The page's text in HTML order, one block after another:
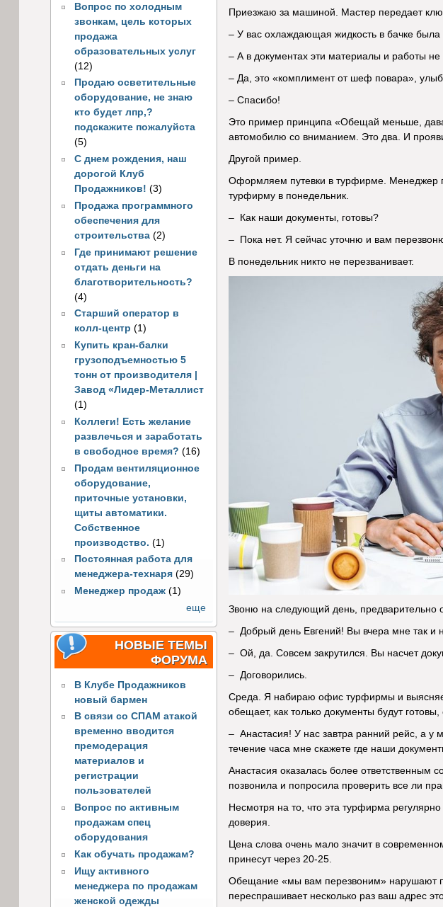
Вопрос по холодным
звонкам, цель которых
продажа
образовательных услуг
(12)
Продаю осветительные
оборудование, не знаю
кто будет лпр,?
подскажите пожалуйста
(5)
С днем рождения, наш
дорогой Клуб
Продажников! (3)
Продажа программного
обеспечения для
строительства (2)
Где принимают решение
отдать деньги на
благотворительность?
(4)
Старший оператор в
колл-центр (1)
Купить кран-балки
грузоподъемностью 5
тонн от производителя |
Завод «Лидер-Металлист
(1)
Коллеги! Есть желание
развлечься и заработать
в свободное время? (16)
Продам вентиляционное
оборудование,
приточные установки,
щиты автоматики.
Собственное
производство. (1)
Постоянная работа для
менеджера-технаря (29)
Менеджер продаж (1)
еще
НОВЫЕ ТЕМЫ
ФОРУМА
В Клубе Продажников
новый бармен
В связи со СПАМ атакой
временно вводится
премодерация
материалов и
регистрации
пользователей
Вопрос по активным
продажам спец
оборудования
Как обучать продажам?
Ищу активного
менеджера по продажам
женской одежды
Приезжаю за машиной. Мастер передает
– У вас охлаждающая жидкость в бачке
– А в документах эти материалы и работы
– Да, это «комплимент от шеф повара»,
– Спасибо!
Это пример принципа «Обещай меньше,
автомобилю со вниманием. Это два. И
Другой пример.
Оформляем путевки в турфирме. Менеджер
турфирму в понедельник.
– Как наши документы, готовы?
– Пока нет. Я сейчас уточню и вам
В понедельник никто не перезванивает.
Звоню на следующий день, предварительно
– Добрый день Евгений! Вы вчера мне так и
– Ой, да. Совсем закрутился. Вы насчет
– Договорились.
Среда. Я набираю офис турфирмы и
обещает, как только документы будут
– Анастасия! У нас завтра ранний рейс, а у
течение часа мне скажете где наши
Анастасия оказалась более ответственным
позвонила и попросила проверить все ли
Несмотря на то, что эта турфирма
доверия.
Цена слова очень мало значит в
принесут через 20-25.
Обещание «мы вам перезвоним» нарушают
переспрашивает несколько раз ваш адрес